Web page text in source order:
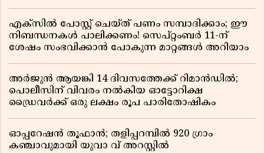
എക്സിൽ പോസ്റ്റ് ചെയ്ത് പണം സമ്പാദിക്കാം; ഈ
നിബന്ധനകൾ പാലിക്കണം! സെപ്റ്റംബർ 11-ന്
ശേഷം സംഭവിക്കാൻ പോകുന്ന മാറ്റങ്ങൾ അറിയാം
അർജുൻ ആയങ്കി 14 ദിവസത്തേക്ക് റിമാൻഡിൽ;
പൊലീസിന് വിവരം നൽകിയ ഓട്ടോറിക്ഷ
ഡ്രൈവർക്ക് ഒരു ലക്ഷം രൂപ പാരിതോഷികം
ഓപ്പറേഷൻ തൂഫാൻ; തളിപ്പറമ്പിൽ 920 ഗ്രാം
കഞ്ചാവുമായി യുവാ വ് അറസ്റ്റിൽ